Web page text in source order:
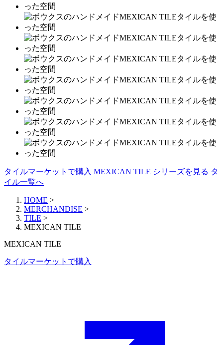
タイルマーケットで購入 MEXICAN TILE シリーズを見る タ
イル一覧へ
HOME >
MERCHANDISE >
TILE >
MEXICAN TILE
MEXICAN TILE
タイルマーケットで購入